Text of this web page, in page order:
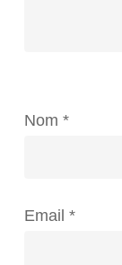
Nom *
Email *